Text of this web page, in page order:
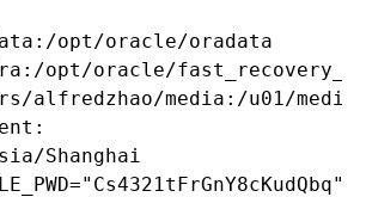
opt/oracle/oradata
opt/oracle/
alfredzhao/media:/u01/media
Shanghai